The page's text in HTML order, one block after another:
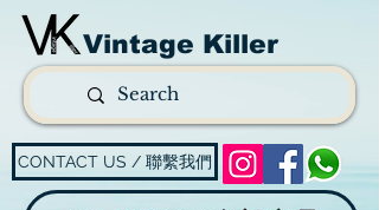
Vintage Killer
CONTACT US / 聯繫我們